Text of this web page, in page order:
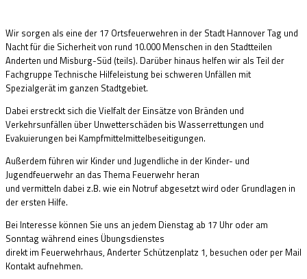
Wir sorgen als eine der 17 Ortsfeuerwehren in der Stadt Hannover Tag und
Nacht für die Sicherheit von rund 10.000 Menschen in den Stadtteilen
Anderten und Misburg-Süd (teils). Darüber hinaus helfen wir als Teil der
Fachgruppe Technische Hilfeleistung bei schweren Unfällen mit
Spezialgerät im ganzen Stadtgebiet.
Dabei erstreckt sich die Vielfalt der Einsätze von Bränden und
Verkehrsunfällen über Unwetterschäden bis Wasserrettungen und
Evakuierungen bei Kampfmittelmittelbeseitigungen.
Außerdem führen wir Kinder und Jugendliche in der Kinder- und
Jugendfeuerwehr an das Thema Feuerwehr heran
und vermitteln dabei z.B. wie ein Notruf abgesetzt wird oder Grundlagen in
der ersten Hilfe.
Bei Interesse können Sie uns an jedem Dienstag ab 17 Uhr oder am
Sonntag während eines Übungsdienstes
direkt im Feuerwehrhaus, Anderter Schützenplatz 1, besuchen oder per Mail
Kontakt aufnehmen.